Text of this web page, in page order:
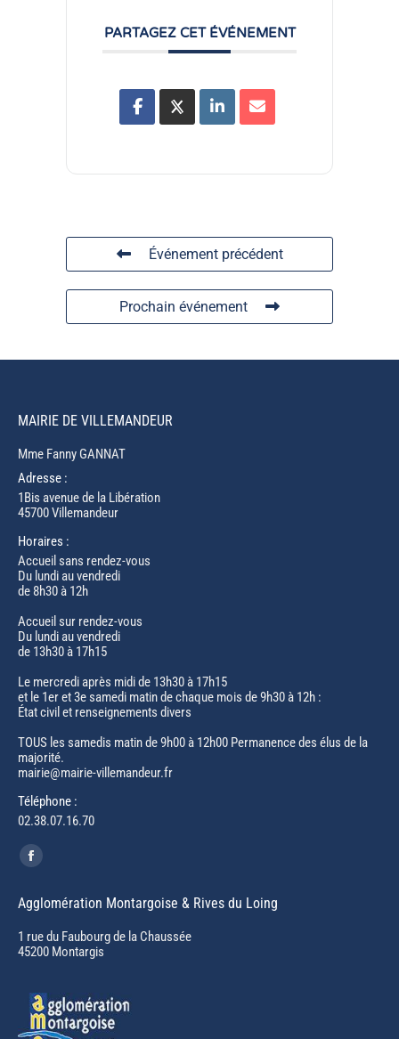
PARTAGEZ CET ÉVÉNEMENT
Événement précédent
Prochain événement
MAIRIE DE VILLEMANDEUR
Mme Fanny GANNAT
Adresse :
1Bis avenue de la Libération
45700 Villemandeur
Horaires :
Accueil sans rendez-vous
Du lundi au vendredi
de 8h30 à 12h
Accueil sur rendez-vous
Du lundi au vendredi
de 13h30 à 17h15
Le mercredi après midi de 13h30 à 17h15
et le 1er et 3e samedi matin de chaque mois de 9h30 à 12h :
État civil et renseignements divers
TOUS les samedis matin de 9h00 à 12h00 Permanence des élus de la
majorité.
mairie@mairie-villemandeur.fr
Téléphone :
02.38.07.16.70
Trouvez nous sur :
Facebook
opens
in
new
Agglomération Montargoise & Rives du Loing
1 rue du Faubourg de la Chaussée
45200 Montargis